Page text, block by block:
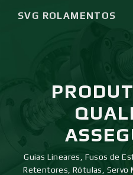
SVG ROLAMENTOS
Guias Lineares, Fusos de
Retentores, Rótulas, Servo